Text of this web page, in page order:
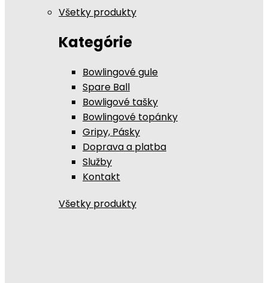
Všetky produkty
Kategórie
Bowlingové gule
Spare Ball
Bowligové tašky
Bowlingové topánky
Gripy, Pásky
Doprava a platba
Služby
Kontakt
Všetky produkty